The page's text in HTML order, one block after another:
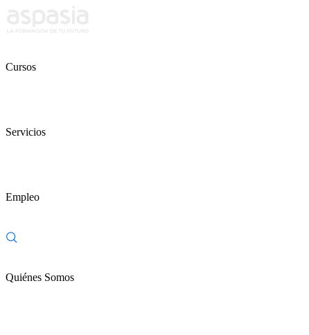
Cursos
Servicios
Empleo
Quiénes Somos